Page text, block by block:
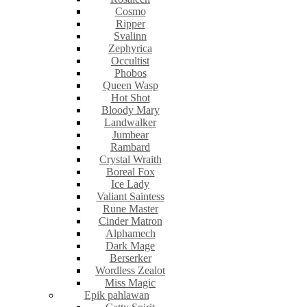
Cosmo
Ripper
Svalinn
Zephyrica
Occultist
Phobos
Queen Wasp
Hot Shot
Bloody Mary
Landwalker
Jumbear
Rambard
Crystal Wraith
Boreal Fox
Ice Lady
Valiant Saintess
Rune Master
Cinder Matron
Alphamech
Dark Mage
Berserker
Wordless Zealot
Miss Magic
Epik pahlawan